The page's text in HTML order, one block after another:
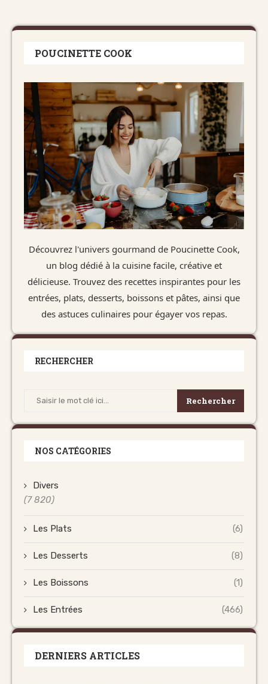
POUCINETTE COOK
Découvrez l'univers gourmand de Poucinette Cook,
un blog dédié à la cuisine facile, créative et
délicieuse. Trouvez des recettes inspirantes pour les
entrées, plats, desserts, boissons et pâtes, ainsi que
des astuces culinaires pour égayer vos repas.
RECHERCHER
Rechercher
NOS CATÉGORIES
Divers
(7 820)
Les Plats (6)
Les Desserts (8)
Les Boissons (1)
Les Entrées (466)
DERNIERS ARTICLES